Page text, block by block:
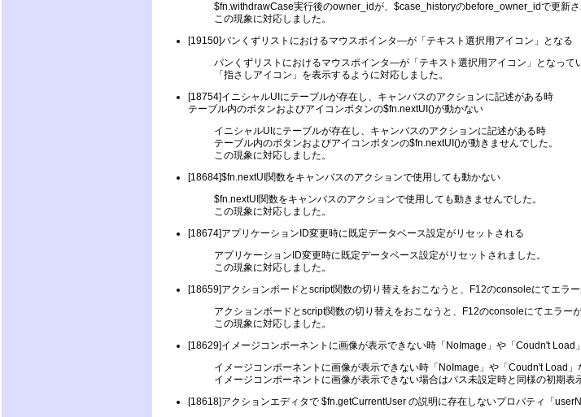
$fn.withdrawCase実行後のowner_idが、$case_historyのbefore_owner_idで更新さ
この現象に対応しました。
[19150]パンくずリストにおけるマウスポインタ―が「テキスト選択用アイコン」となる
パンくずリストにおけるマウスポインタ―が「テキスト選択用アイコン」となって
「指さしアイコン」を表示するように対応しました。
[18754]イニシャルUIにテーブルが存在し、キャンバスのアクションに記述がある時
テーブル内のボタンおよびアイコンボタンの$fn.nextUI()が動かない
イニシャルUIにテーブルが存在し、キャンバスのアクションに記述がある時
テーブル内のボタンおよびアイコンボタンの$fn.nextUI()が動きませんでした。
この現象に対応しました。
[18684]$fn.nextUI関数をキャンバスのアクションで使用しても動かない
$fn.nextUI関数をキャンバスのアクションで使用しても動きませんでした。
この現象に対応しました。
[18674]アプリケーションID変更時に既定データベース設定がリセットされる
アプリケーションID変更時に既定データベース設定がリセットされました。
この現象に対応しました。
[18659]アクションボードとscript関数の切り替えをおこなうと、F12のconsoleにてエラー
アクションボードとscript関数の切り替えをおこなうと、F12のconsoleにてエラー
この現象に対応しました。
[18629]イメージコンポーネントに画像が表示できない時「NoImage」や「Coudn't Load
イメージコンポーネントに画像が表示できない時「NoImage」や「Coudn't Load」
イメージコンポーネントに画像が表示できない場合はパス未設定時と同様の初期表
[18618]アクションエディタで $fn.getCurrentUser の説明に存在しないプロパティ「